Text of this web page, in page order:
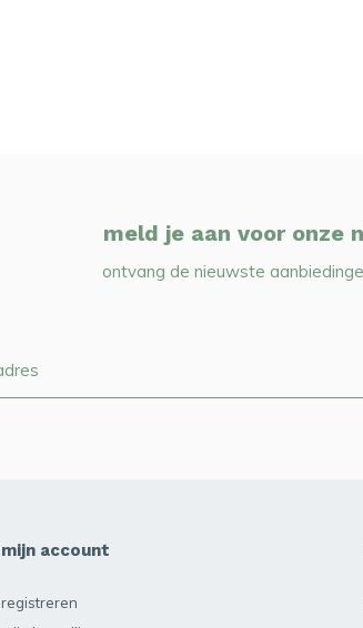
meld je aan voor onze
ontvang de nieuwste
mijn account
registreren